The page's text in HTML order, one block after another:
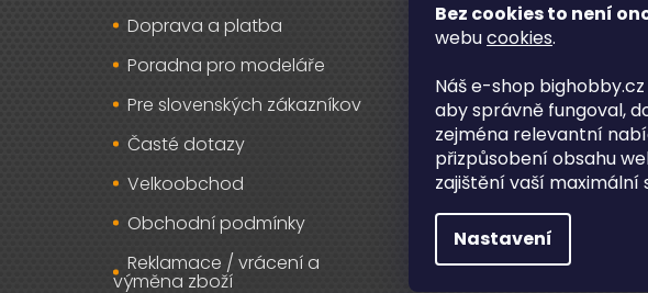
Bez cookies to není
webucookies.
Náš e-shop
aby správně fungoval,
zejména relevantní
přizpůsobení obsahu
zajištění vaší maximální
Nastavení
Doprava a platba
Poradna pro modeláře
Pre slovenských zákazníkov
Časté dotazy
Velkoobchod
Obchodní podmínky
Reklamace / vrácení a
výměna zboží
O nás
Záruční a pozáruční
Osobní odběr v
Kontakty